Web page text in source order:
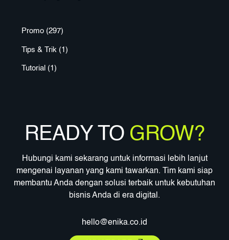
Promo (297)
Tips & Trik (1)
Tutorial (1)
READY TO GROW?
Hubungi kami sekarang untuk informasi lebih lanjut
mengenai layanan yang kami tawarkan. Tim kami siap
membantu Anda dengan solusi terbaik untuk kebutuhan
bisnis Anda di era digital.
hello@enika.co.id